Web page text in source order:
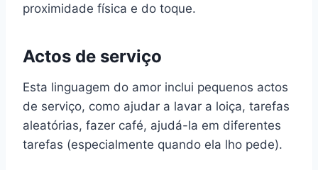
proximidade física e do toque.
Actos de serviço
Esta linguagem do amor inclui pequenos actos
de serviço, como ajudar a lavar a loiça, tarefas
aleatórias, fazer café, ajudá-la em diferentes
tarefas (especialmente quando ela lho pede).